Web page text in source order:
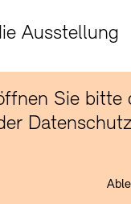
Ausstellung
Sie bitte